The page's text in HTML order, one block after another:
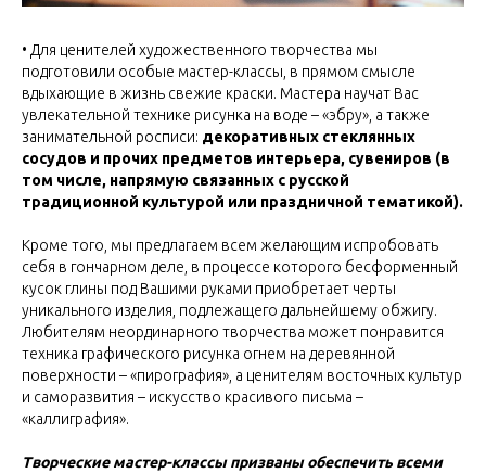
• Для ценителей художественного творчества мы
подготовили особые мастер-классы, в прямом смысле
вдыхающие в жизнь свежие краски. Мастера научат Вас
увлекательной технике рисунка на воде – «эбру», а также
занимательной росписи: декоративных стеклянных
сосудов и прочих предметов интерьера, сувениров (в
том числе, напрямую связанных с русской
традиционной культурой или праздничной тематикой).
Кроме того, мы предлагаем всем желающим испробовать
себя в гончарном деле, в процессе которого бесформенный
кусок глины под Вашими руками приобретает черты
уникального изделия, подлежащего дальнейшему обжигу.
Любителям неординарного творчества может понравится
техника графического рисунка огнем на деревянной
поверхности – «пирография», а ценителям восточных культур
и саморазвития – искусство красивого письма –
«каллиграфия».
Творческие мастер-классы призваны обеспечить всеми